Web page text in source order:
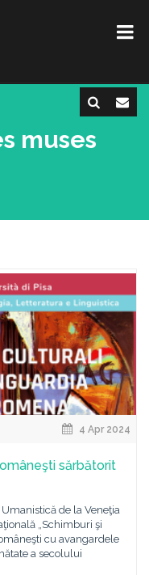
muses
4 Apr 2024
sărbătorit
de la Veneţia
„Schimburi şi
cu avangardele
a secolului